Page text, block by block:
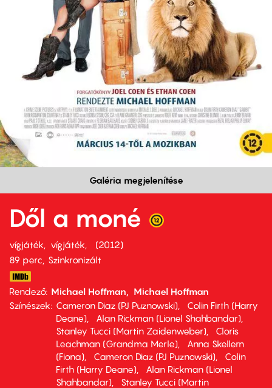
Galéria megjelenítése
Dől a moné
vígjáték vígjáték
2012
89 perc,
Szinkronizált
Rendező Michael Hoffman
Michael Hoffman
Színészek
Cameron Diaz (PJ Puznowski)
Colin Firth (Harry
Deane)
Alan Rickman (Lionel Shahbandar)
Stanley Tucci (Martin Zaidenweber)
Cloris
Leachman (Grandma Merle)
Anna Skellern
(Fiona)
Cameron Diaz (PJ Puznowski)
Colin
Firth (Harry Deane)
Alan Rickman (Lionel
Shahbandar)
Stanley Tucci (Martin